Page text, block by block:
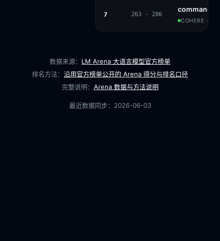
7 263 - 286
command-r
COHERE ·
数据来源： LM Arena 大语言模型官方榜单
排名方法： 沿用官方榜单公开的 Arena 得分与排名口径
完整说明： Arena 数据与方法说明
最近数据同步： 2026-06-03